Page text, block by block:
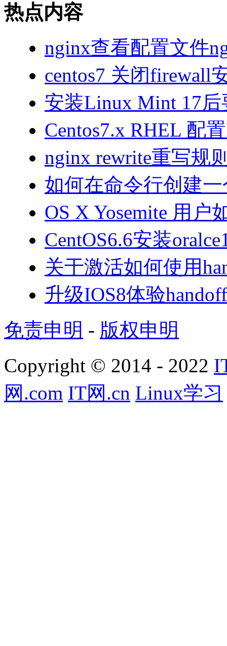
热点内容
nginx查看配置文件
centos7 关闭firewall
安装Linux Mint 17后
Centos7.x RHEL 配
nginx rewrite重写规
如何在命令行创建
OS X Yosemite 用户
CentOS6.6安装
关于激活如何使用
升级IOS8体验
免责申明 - 版权申明
Copyright © 2014 - 2022
网.com IT网.cn Linux学习